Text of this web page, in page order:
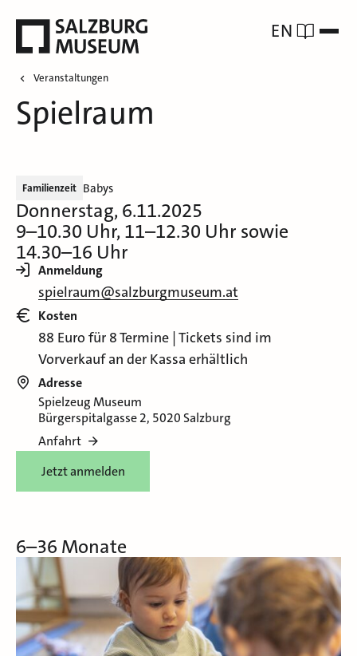
EN
Veranstaltungen
Spielraum
Familienzeit Babys
Donnerstag, 6.11.2025
9–10.30 Uhr, 11–12.30 Uhr sowie
14.30–16 Uhr
Anmeldung
spielraum@salzburgmuseum.at
Kosten
88 Euro für 8 Termine | Tickets sind im
Vorverkauf an der Kassa erhältlich
Adresse
Spielzeug Museum
Bürgerspitalgasse 2, 5020 Salzburg
Anfahrt
Jetzt anmelden
6–36 Monate